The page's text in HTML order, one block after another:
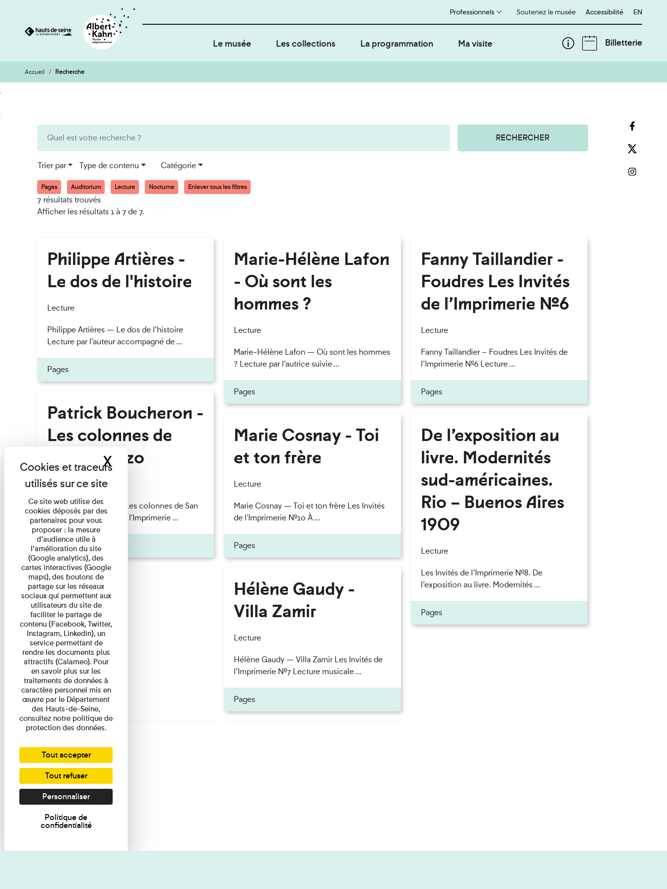
Aller
au
contenu
Aller
à
la
Soutenez le musée
Professionnels Accessibilité English
EN
Le musée Les collections La programmation Ma visite Billetterie
Accueil Recherche
RECHERCHER
Trier par Type de contenu Catégorie
Pages Auditorium Lecture Nocturne Enlever tous les filtres
7 résultats trouvés
Afficher les résultats 1 à 7 de 7.
Philippe Artières -
Le dos de l'histoire
Lecture
Philippe Artières — Le dos de l’histoire
Lecture par l’auteur accompagné de ...
Pages
Patrick Boucheron -
Les colonnes de
San Lorenzo
Lecture
Patrick Boucheron — Les colonnes de San
Lorenzo Les Invités de l'Imprimerie ...
Pages
Marie-Hélène Lafon
- Où sont les
hommes ?
Lecture
Marie-Hélène Lafon — Où sont les hommes
? Lecture par l’autrice suivie ...
Pages
Marie Cosnay - Toi
et ton frère
Lecture
Marie Cosnay — Toi et ton frère Les Invités
de l'Imprimerie n°10 À ...
Pages
Hélène Gaudy -
Villa Zamir
Lecture
Hélène Gaudy — Villa Zamir Les Invités de
l’Imprimerie n°7 Lecture musicale ...
Pages
Fanny Taillandier -
Foudres Les Invités
de l’Imprimerie n°6
Lecture
Fanny Taillandier – Foudres Les Invités de
l’Imprimerie n°6 Lecture ...
Pages
De l’exposition au
livre. Modernités
sud-américaines.
Rio – Buenos Aires
1909
Lecture
Les Invités de l’Imprimerie n°8. De
l’exposition au livre. Modernités ...
Pages
Ce site web utilise des
cookies déposés par des
partenaires pour vous
proposer : la mesure
d’audience utile à
l’amélioration du site
(Google analytics), des
cartes interactives (Google
maps), des boutons de
partage sur les réseaux
sociaux qui permettent aux
utilisateurs du site de
faciliter le partage de
contenu (Facebook, Twitter,
Instagram, Linkedin), un
service permettant de
rendre les documents plus
attractifs (Calameo). Pour
en savoir plus sur les
traitements de données à
caractère personnel mis en
œuvre par le Département
des Hauts-de-Seine,
consultez notre politique de
protection des données.
Tout accepter
Tout refuser
Personnaliser
Politique de
confidentialité
XMasquer le bandeau des cookies